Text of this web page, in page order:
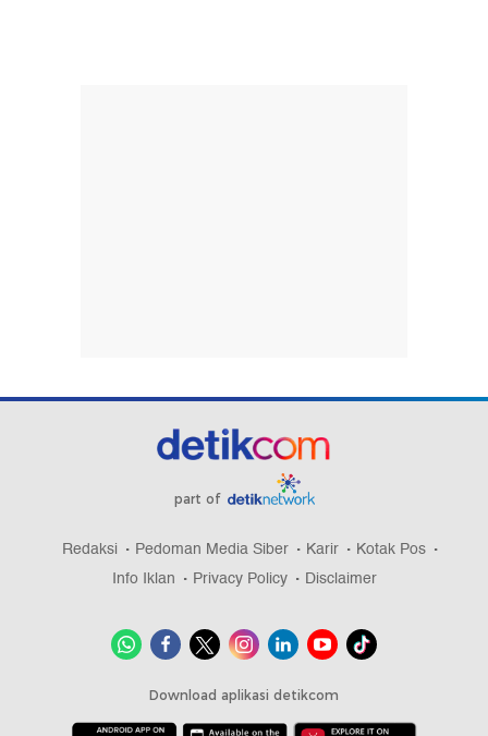
part of
Redaksi Pedoman Media Siber Karir
Kotak Pos
Info Iklan
Privacy Policy Disclaimer
Download aplikasi detikcom